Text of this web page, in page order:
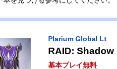
Plarium Global Lt
RAID:
基本プレイ無料